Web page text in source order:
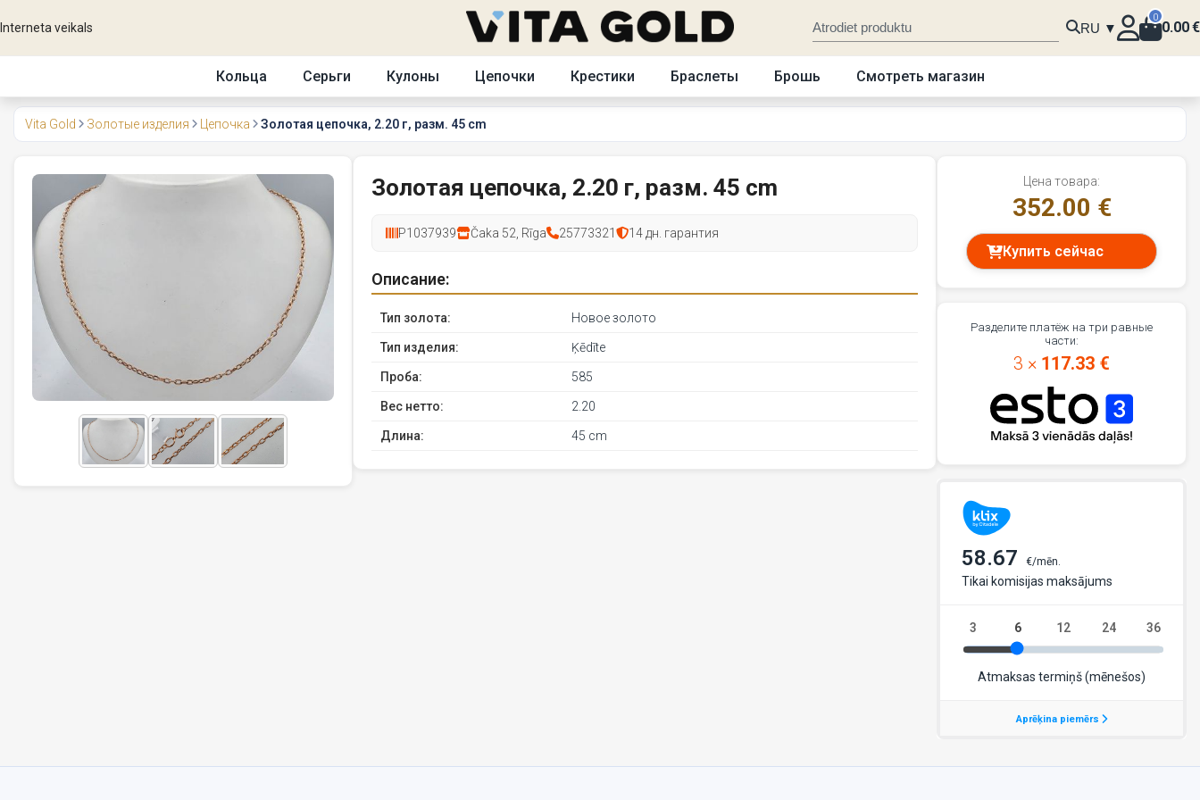
Interneta veikals RU ▼
0
0.00€
Кольца Серьги Кулоны Цепочки Крестики Браслеты Брошь Смотреть магазин
Vita Gold Золотые изделия Цепочка Золотая цепочка, 2.20 г, разм. 45 cm
Золотая цепочка, 2.20 г, разм. 45 cm
P1037939 Čaka 52, Rīga 25773321 14 дн. гарантия
Описание:
Тип золота: Новое золото
Тип изделия: Ķēdīte
Проба: 585
Вес нетто: 2.20
Длина: 45 cm
Цена товара:
352.00 €
Купить сейчас
Разделите платёж на три равные
части:
3 × 117.33 €